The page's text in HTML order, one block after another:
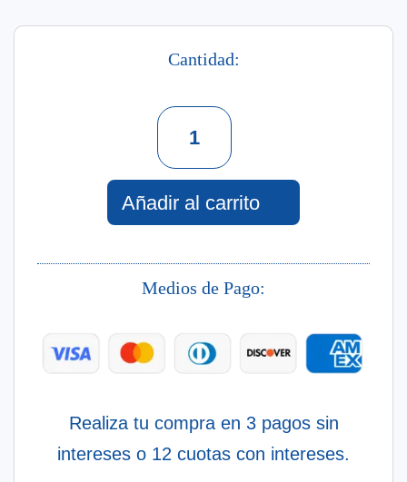
Cantidad:
Icaraí
Eau
De
Toilette
30
Ml
Añadir al carrito
Medios de Pago:
Realiza tu compra en 3 pagos sin
intereses o 12 cuotas con intereses.